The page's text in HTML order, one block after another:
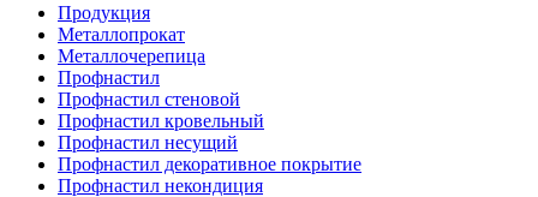
Продукция
Металлопрокат
Металлочерепица
Профнастил
Профнастил стеновой
Профнастил кровельный
Профнастил несущий
Профнастил декоративное покрытие
Профнастил некондиция